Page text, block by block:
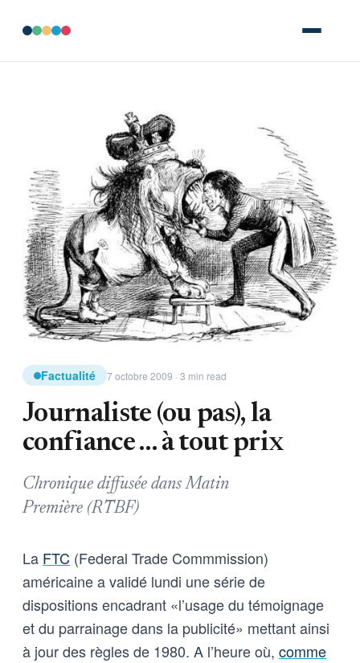
Factualité 7 octobre 2009 · 3 min read
Journaliste (ou pas), la
confiance … à tout prix
Chronique diffusée dans Matin
Première (RTBF)
La FTC (Federal Trade Commmission)
américaine a validé lundi une série de
dispositions encadrant «l’usage du témoignage
et du parrainage dans la publicité» mettant ainsi
à jour des règles de 1980. A l’heure où, comme